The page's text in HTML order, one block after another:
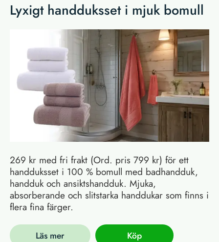
Lyxigt handduksset i mjuk bomull
269 kr med fri frakt (Ord. pris 799 kr) för ett
handduksset i 100 % bomull med badhandduk,
handduk och ansiktshandduk. Mjuka,
absorberande och slitstarka handdukar som finns i
flera fina färger.
Läs mer Köp